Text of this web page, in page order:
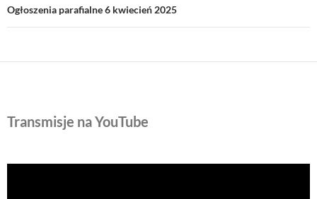
Ogłoszenia parafialne 6 kwiecień 2025
Transmisje na YouTube